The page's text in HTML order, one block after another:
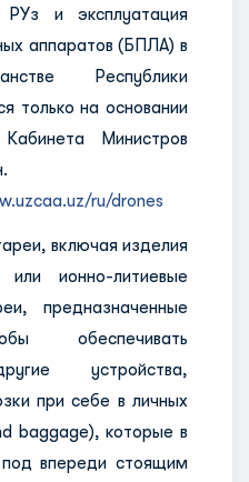
и эксплуатация
аппаратов (БПЛА) в
Республики
только на основании
Министров
ru/drones
включая изделия
или ионно-литиевые
предназначенные
обеспечивать
устройства,
при себе в личных
baggage), которые в
впереди стоящим